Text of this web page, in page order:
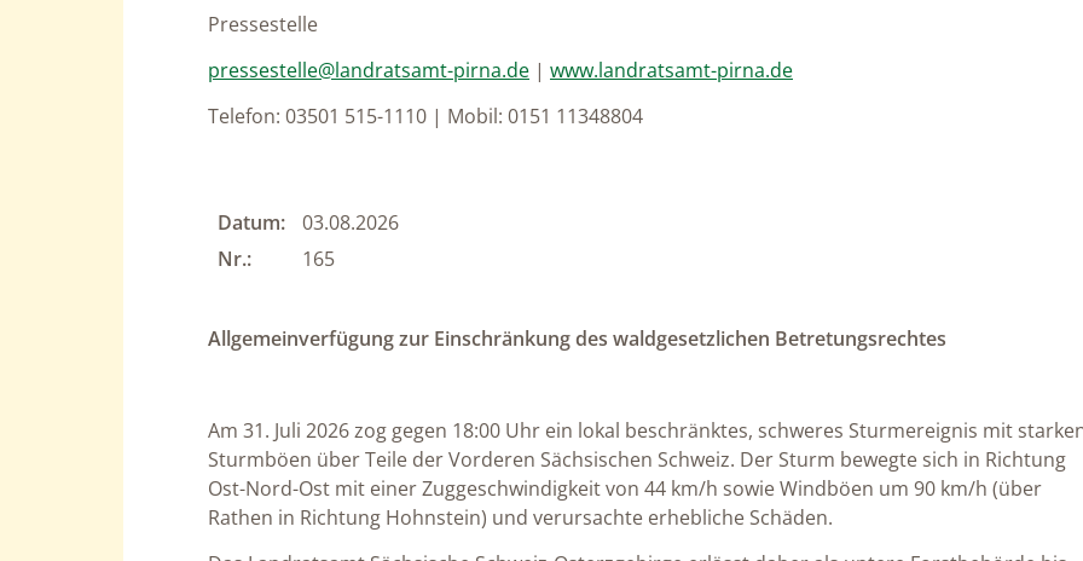
Pressestelle
pressestelle@landratsamt-pirna.de | www.landratsamt-pirna.de
Telefon: 03501 515-1110 | Mobil: 0151 11348804
Datum:
03.08.2026
Nr.:
165
Allgemeinverfügung zur Einschränkung des waldgesetzlichen Betretungsrechtes
Am 31. Juli 2026 zog gegen 18:00 Uhr ein lokal beschränktes, schweres Sturmereignis mit
Sturmböen über Teile der Vorderen Sächsischen Schweiz. Der Sturm bewegte sich in Richtung
Ost-Nord-Ost mit einer Zuggeschwindigkeit von 44 km/h sowie Windböen um 90 km/h (über
Rathen in Richtung Hohnstein) und verursachte erhebliche Schäden.